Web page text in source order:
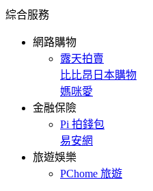
綜合服務
網路購物
露天拍賣
比比昂日本購物
媽咪愛
金融保險
Pi 拍錢包
易安網
旅遊娛樂
PChome 旅遊